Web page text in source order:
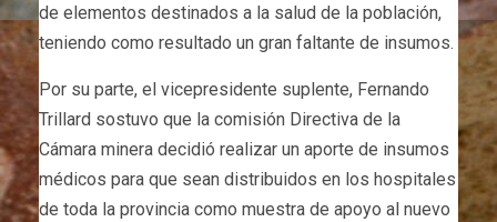
de elementos destinados a la salud de la población,
teniendo como resultado un gran faltante de insumos.
Por su parte, el vicepresidente suplente, Fernando
Trillard sostuvo que la comisión Directiva de la
Cámara minera decidió realizar un aporte de insumos
médicos para que sean distribuidos en los hospitales
de toda la provincia como muestra de apoyo al nuevo